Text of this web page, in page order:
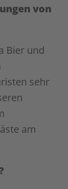
von
Bier und
sehr
am